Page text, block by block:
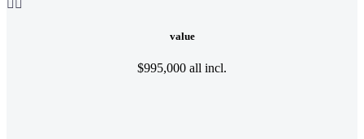
 
value
$995,000 all incl.